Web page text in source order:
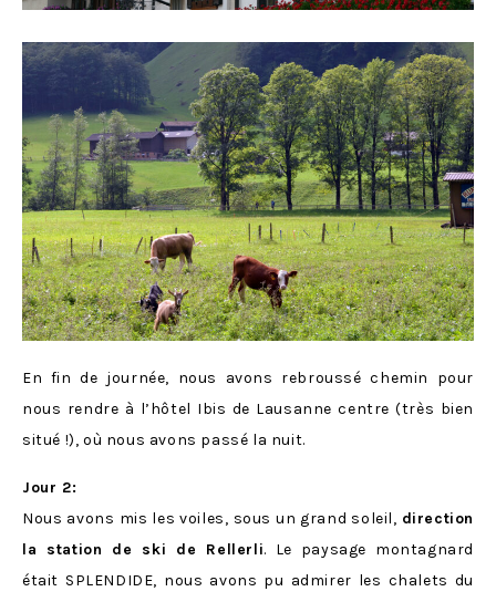
En fin de journée, nous avons rebroussé chemin pour
nous rendre à l’hôtel Ibis de Lausanne centre (très bien
situé !), où nous avons passé la nuit.
Jour 2:
Nous avons mis les voiles, sous un grand soleil, direction
la station de ski de Rellerli. Le paysage montagnard
était SPLENDIDE, nous avons pu admirer les chalets du